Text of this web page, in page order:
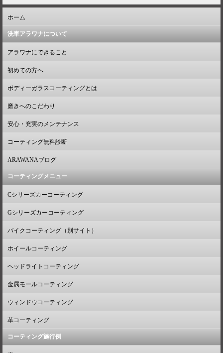
ホーム
洗車アラワナについて
アラワナにできること
初めての方へ
ボディーガラスコーティングとは
磨きへのこだわり
安心・充実のメンテナンス
コーティング無料診断
ARAWANAブログ
コーティングメニュー
Cシリーズカーコーティング
Gシリーズカーコーティング
バイクコーティング（別サイト）
ホイールコーティング
ヘッドライトコーティング
金属モールコーティング
ウィンドウコーティング
革コーティング
コーティング施行例